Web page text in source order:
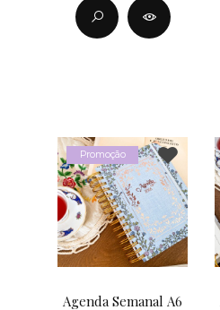
Promoção
Agenda Semanal A6